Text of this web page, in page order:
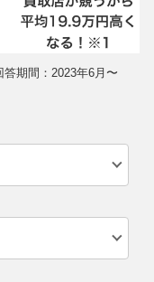
期間：2023年6月〜